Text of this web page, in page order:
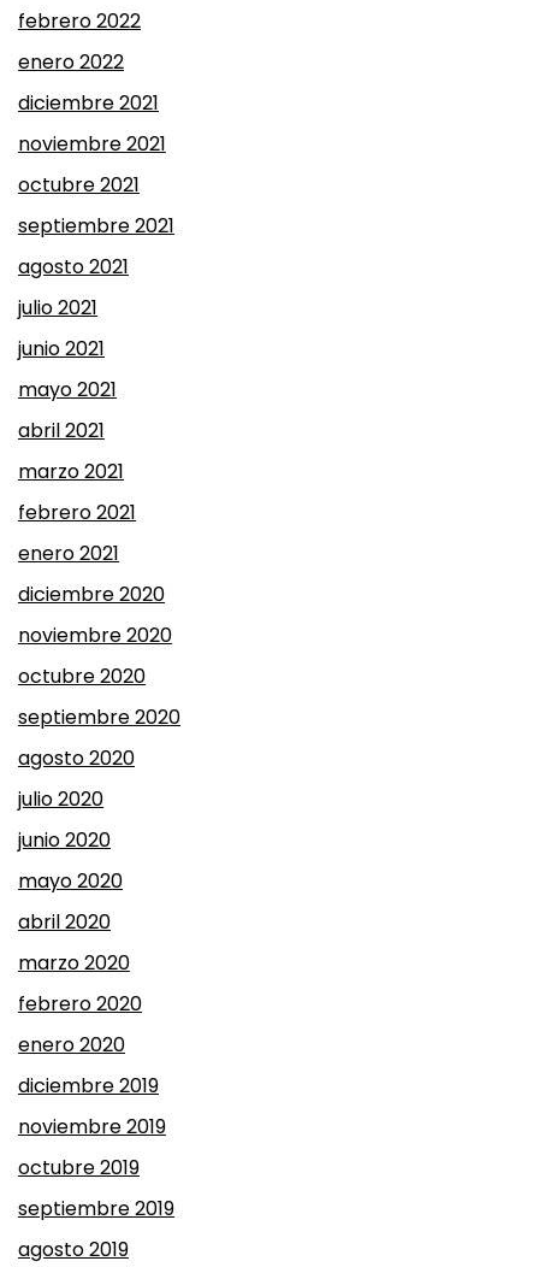
febrero 2022
enero 2022
diciembre 2021
noviembre 2021
octubre 2021
septiembre 2021
agosto 2021
julio 2021
junio 2021
mayo 2021
abril 2021
marzo 2021
febrero 2021
enero 2021
diciembre 2020
noviembre 2020
octubre 2020
septiembre 2020
agosto 2020
julio 2020
junio 2020
mayo 2020
abril 2020
marzo 2020
febrero 2020
enero 2020
diciembre 2019
noviembre 2019
octubre 2019
septiembre 2019
agosto 2019